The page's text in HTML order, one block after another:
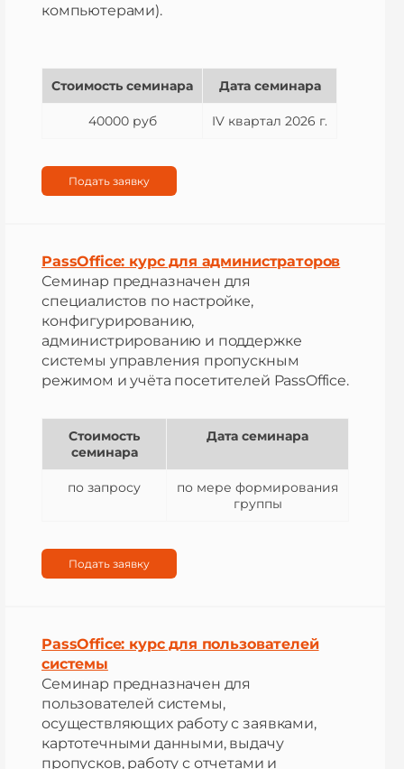
компьютерами).
Стоимость семинара Дата семинара
40000 руб IV квартал 2026 г.
Подать заявку
PassOffice: курс для администраторов
Семинар предназначен для
специалистов по настройке,
конфигурированию,
администрированию и поддержке
системы управления пропускным
режимом и учёта посетителей PassOffice.
Стоимость
семинара
Дата семинара
по запросу
по мере формирования
группы
Подать заявку
PassOffice: курс для пользователей
системы
Семинар предназначен для
пользователей системы,
осуществляющих работу с заявками,
картотечными данными, выдачу
пропусков, работу с отчетами и